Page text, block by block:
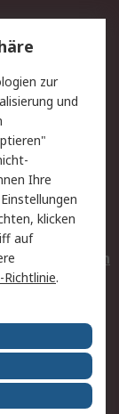
Batterien
zur
und
Ihre
klicken
auf
Richtlinie.